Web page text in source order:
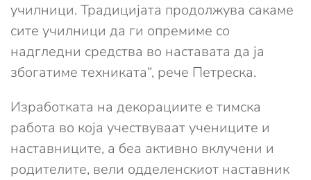
училници. Традицијата продолжува сакаме
сите училници да ги опремиме со
надгледни средства во наставата да ја
збогатиме техниката“, рече Петреска.
Изработката на декорациите е тимска
работа во која учествуваат учениците и
наставниците, а беа активно вклучени и
родителите, вели одделенскиот наставник